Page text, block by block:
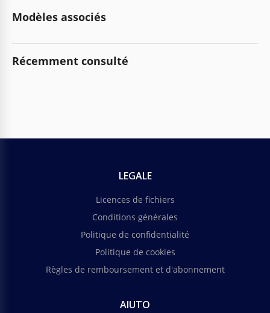
Modèles associés
Récemment consulté
LEGALE
Licences de fichiers
Conditions générales
Politique de confidentialité
Politique de cookies
Règles de remboursement et d'abonnement
AIUTO